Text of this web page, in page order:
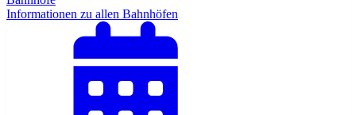
Informationen zu allen Bahnhöfen